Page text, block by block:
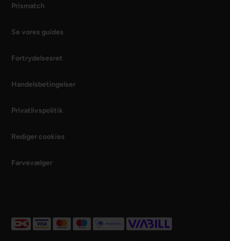
Prismatch
Se vores guides
Fortrydelsesret
Handelsbetingelser
Privatlivspolitik
Rediger cookies
Farvevælger